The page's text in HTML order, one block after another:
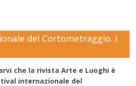
del Cortometraggio. I
che la rivista Arte e Luoghi è
internazionale del